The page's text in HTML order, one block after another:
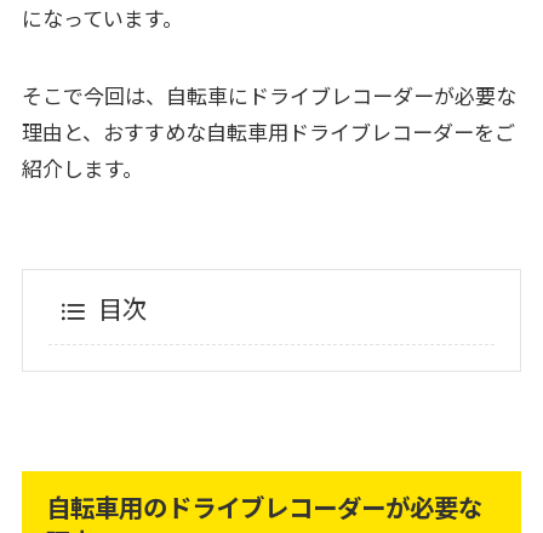
になっています。
そこで今回は、自転車にドライブレコーダーが必要な
理由と、おすすめな自転車用ドライブレコーダーをご
紹介します。
目次
自転車用のドライブレコーダーが必要な